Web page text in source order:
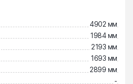
4902 мм
1984 мм
2193 мм
1693 мм
2899 мм
-